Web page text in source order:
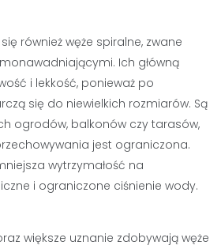
również węże spiralne, zwane
Ich główną
i lekkość, ponieważ po
się do niewielkich rozmiarów. Są
ogrodów, balkonów czy tarasów,
jest ograniczona.
wytrzymałość na
i ograniczone ciśnienie wody.
większe uznanie zdobywają węże